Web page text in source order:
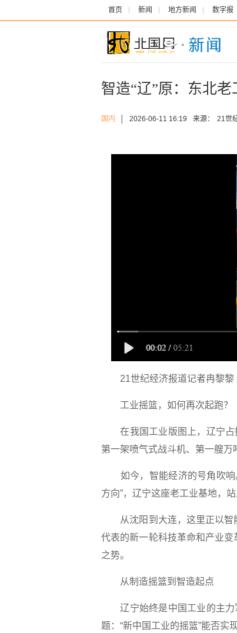
首页 新闻 地方新闻 数字报
智造“辽”原：东北
国内 2026-06-11 16:19 来源： 21世
21世纪经济报道记者冉黎黎
工业摇篮，如何再次起跑？
在我国工业版图上，辽宁占
第一架喷气式战斗机、第一艘万
如今，智能经济的号角吹响
方向”，辽宁这座老工业基地，
从沈阳到大连，这里正以智
代表的新一轮科技革命和产业
之势。
从制造摇篮到智造起点
辽宁始终是中国工业的主力
题：“新中国工业的摇篮”能否实现